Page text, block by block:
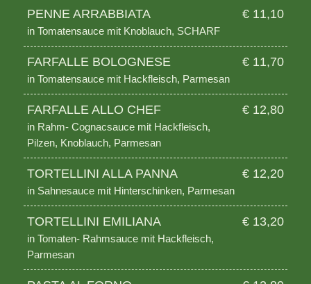
PENNE ARRABBIATA € 11,10
in Tomatensauce mit Knoblauch, SCHARF
FARFALLE BOLOGNESE € 11,70
in Tomatensauce mit Hackfleisch, Parmesan
FARFALLE ALLO CHEF € 12,80
in Rahm- Cognacsauce mit Hackfleisch,
Pilzen, Knoblauch, Parmesan
TORTELLINI ALLA PANNA € 12,20
in Sahnesauce mit Hinterschinken, Parmesan
TORTELLINI EMILIANA € 13,20
in Tomaten- Rahmsauce mit Hackfleisch,
Parmesan